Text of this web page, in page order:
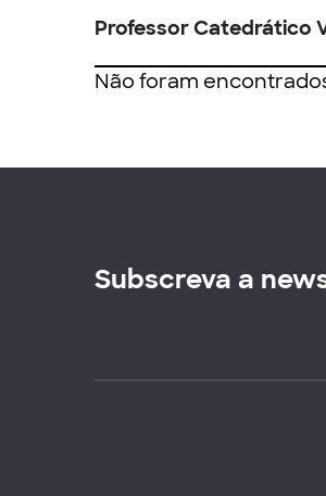
Professor Catedrático
Não foram
Subscreva a